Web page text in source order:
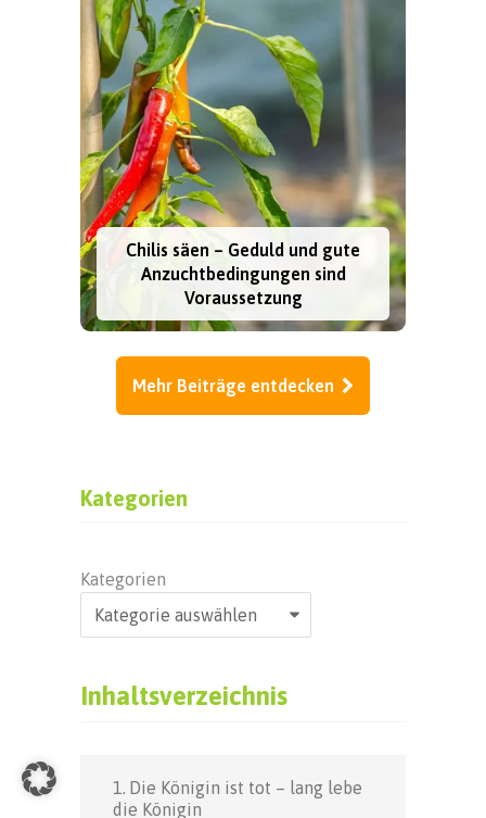
Chilis säen – Geduld und gute
Anzuchtbedingungen sind
Voraussetzung
Mehr Beiträge entdecken
Kategorien
Kategorien
Inhaltsverzeichnis
Die Königin ist tot – lang lebe
die Königin